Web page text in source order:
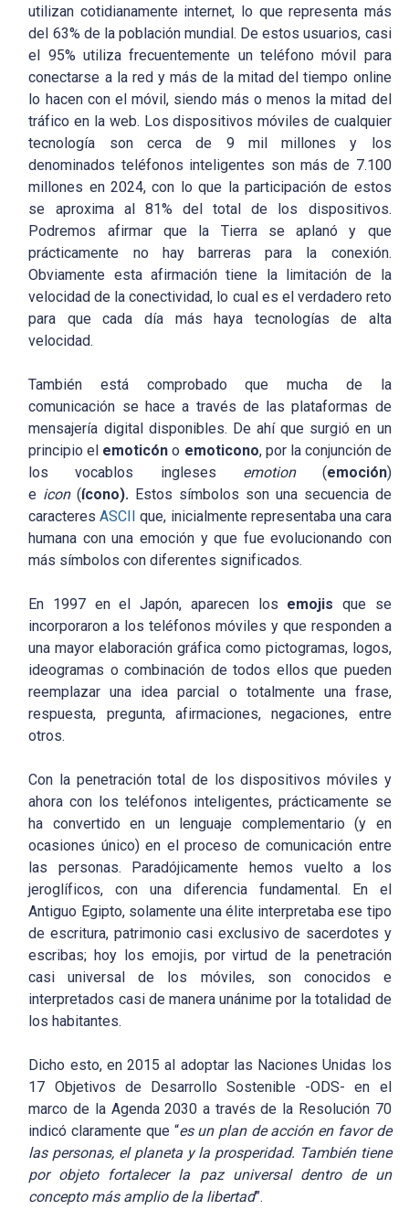
utilizan cotidianamente internet, lo que representa más
del 63% de la población mundial. De estos usuarios, casi
el 95% utiliza frecuentemente un teléfono móvil para
conectarse a la red y más de la mitad del tiempo online
lo hacen con el móvil, siendo más o menos la mitad del
tráfico en la web. Los dispositivos móviles de cualquier
tecnología son cerca de 9 mil millones y los
denominados teléfonos inteligentes son más de 7.100
millones en 2024, con lo que la participación de estos
se aproxima al 81% del total de los dispositivos.
Podremos afirmar que la Tierra se aplanó y que
prácticamente no hay barreras para la conexión.
Obviamente esta afirmación tiene la limitación de la
velocidad de la conectividad, lo cual es el verdadero reto
para que cada día más haya tecnologías de alta
velocidad.
También está comprobado que mucha de la
comunicación se hace a través de las plataformas de
mensajería digital disponibles. De ahí que surgió en un
principio el emoticón o emoticono, por la conjunción de
los vocablos ingleses emotion(emoción)
e icon(ícono). Estos símbolos son una secuencia de
caracteresASCII
que, inicialmente representaba una cara
humana con una emoción y que fue evolucionando con
más símbolos con diferentes significados.
En 1997 en el Japón, aparecen los emojis que se
incorporaron a los teléfonos móviles y que responden a
una mayor elaboración gráfica como pictogramas, logos,
ideogramas o combinación de todos ellos que pueden
reemplazar una idea parcial o totalmente una frase,
respuesta, pregunta, afirmaciones, negaciones, entre
otros.
Con la penetración total de los dispositivos móviles y
ahora con los teléfonos inteligentes, prácticamente se
ha convertido en un lenguaje complementario (y en
ocasiones único) en el proceso de comunicación entre
las personas. Paradójicamente hemos vuelto a los
jeroglíficos, con una diferencia fundamental. En el
Antiguo Egipto, solamente una élite interpretaba ese tipo
de escritura, patrimonio casi exclusivo de sacerdotes y
escribas; hoy los emojis, por virtud de la penetración
casi universal de los móviles, son conocidos e
interpretados casi de manera unánime por la totalidad de
los habitantes.
Dicho esto, en 2015 al adoptar las Naciones Unidas los
17 Objetivos de Desarrollo Sostenible -ODS- en el
marco de la Agenda 2030 a través de la Resolución 70
indicó claramente que “es un plan de acción en favor de
las personas, el planeta y la prosperidad. También tiene
por objeto fortalecer la paz universal dentro de un
concepto más amplio de la libertad”.